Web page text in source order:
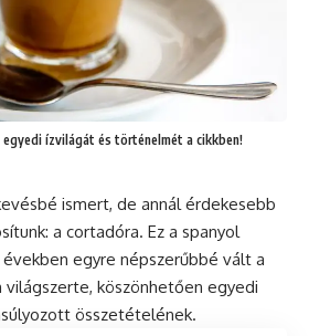
ízvilágát és történelmét a cikkben!
ismert, de annál érdekesebb
a cortadóra. Ez a spanyol
egyre népszerűbbé vált a
világszerte, köszönhetően egyedi
összetételének.